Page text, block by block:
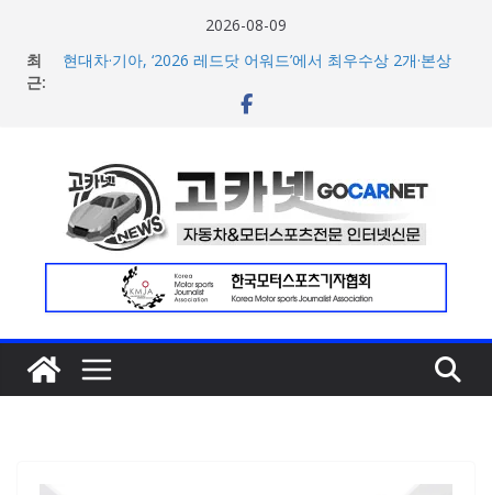
2026-08-09
최
근:
며 본격 대회 준비 돌입
현대차·기아, ‘2026 레드닷 어워드’에서 최우수상 2개·본상
벤틀리, 첫 순수 전기 어반 럭셔리 SUV 토르칼 탑재될 ‘큐레
이션 엔진’ 공개
벤틀리서울, 광주 신세계백화점에서 호남지역 최초 브랜드
팝업 오픈